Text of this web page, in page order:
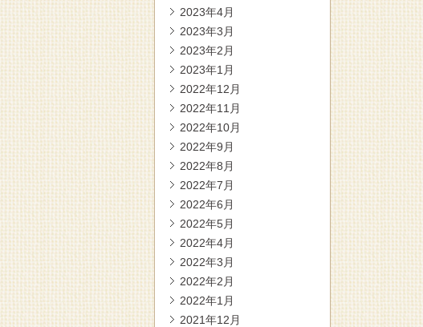
2023年4月
2023年3月
2023年2月
2023年1月
2022年12月
2022年11月
2022年10月
2022年9月
2022年8月
2022年7月
2022年6月
2022年5月
2022年4月
2022年3月
2022年2月
2022年1月
2021年12月